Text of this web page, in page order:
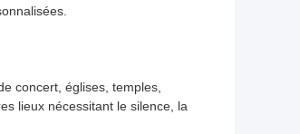
concert, églises, temples,
lieux nécessitant le silence, la